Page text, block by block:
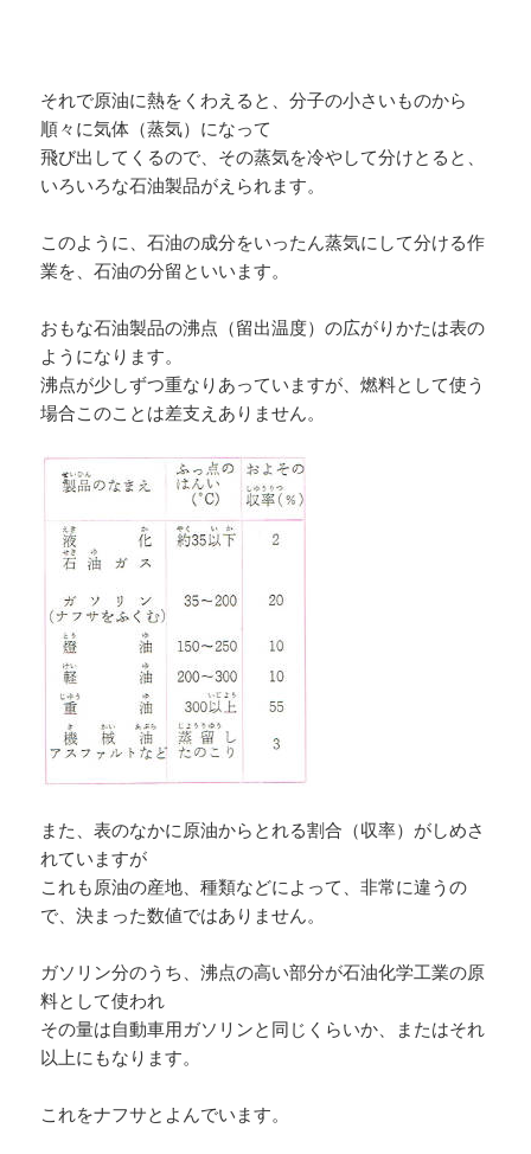
それで原油に熱をくわえると、分子の小さいものから
順々に気体（蒸気）になって
飛び出してくるので、その蒸気を冷やして分けとると、
いろいろな石油製品がえられます。
このように、石油の成分をいったん蒸気にして分ける作
業を、石油の分留といいます。
おもな石油製品の沸点（留出温度）の広がりかたは表の
ようになります。
沸点が少しずつ重なりあっていますが、燃料として使う
場合このことは差支えありません。
また、表のなかに原油からとれる割合（収率）がしめさ
れていますが
これも原油の産地、種類などによって、非常に違うの
で、決まった数値ではありません。
ガソリン分のうち、沸点の高い部分が石油化学工業の原
料として使われ
その量は自動車用ガソリンと同じくらいか、またはそれ
以上にもなります。
これをナフサとよんでいます。